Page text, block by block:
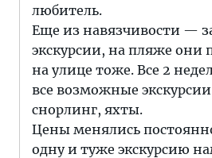
любитель.
Еще из навязчивости —
экскурсии, на пляже они
на улице тоже. Все 2
все возможные
снорлинг, яхты.
Цены менялись
одну и туже экскурсию